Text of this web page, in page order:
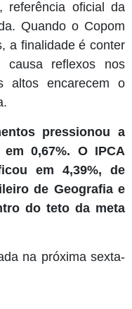
referência oficial da
Quando o Copom
a finalidade é conter
reflexos nos
altos encarecem o
pressionou a
0,67%. O IPCA
em 4,39%, de
de Geografia e
do teto da meta
na próxima sexta-